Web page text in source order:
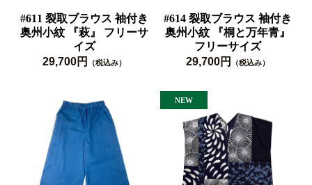
#611 裂取ブラウス 袖付き
奥州小紋 『萩』 フリーサ
イズ
29,700円
（税込み）
#614 裂取ブラウス 袖付き
奥州小紋 『桐と万年青』
フリーサイズ
29,700円
（税込み）